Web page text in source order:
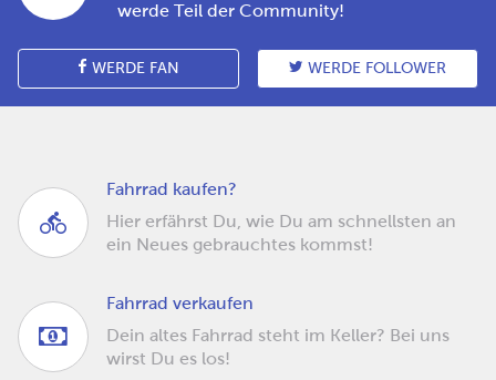
werde Teil der Community!
WERDE FAN WERDE FOLLOWER
Fahrrad kaufen?
Hier erfährst Du, wie Du am schnellsten an
ein Neues gebrauchtes kommst!
Fahrrad verkaufen
Dein altes Fahrrad steht im Keller? Bei uns
wirst Du es los!